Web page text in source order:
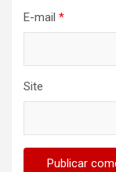
E-mail *
Site